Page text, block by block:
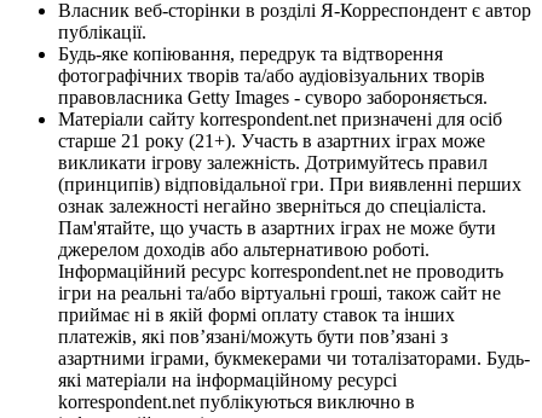
Власник веб-сторінки в розділі Я-Корреспондент є автор
публікації.
Будь-яке копіювання, передрук та відтворення
фотографічних творів та/або аудіовізуальних творів
правовласника Getty Images - суворо забороняється.
Матеріали сайту korrespondent.net призначені для осіб
старше 21 року (21+). Участь в азартних іграх може
викликати ігрову залежність. Дотримуйтесь правил
(принципів) відповідальної гри. При виявленні перших
ознак залежності негайно зверніться до спеціаліста.
Пам'ятайте, що участь в азартних іграх не може бути
джерелом доходів або альтернативою роботі.
Інформаційний ресурс korrespondent.net не проводить
ігри на реальні та/або віртуальні гроші, також сайт не
приймає ні в якій формі оплату ставок та інших
платежів, які пов’язані/можуть бути пов’язані з
азартними іграми, букмекерами чи тоталізаторами. Будь-
які матеріали на інформаційному ресурсі
korrespondent.net публікуються виключно в